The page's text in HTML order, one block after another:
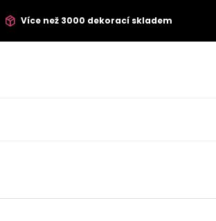
Více než 3000 dekorací skladem